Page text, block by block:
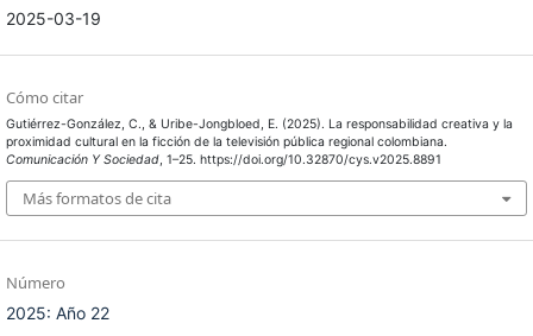
2025-03-19
Cómo citar
Gutiérrez-González, C., & Uribe-Jongbloed, E. (2025). La responsabilidad creativa y la
proximidad cultural en la ficción de la televisión pública regional colombiana.
Comunicación Y Sociedad, 1–25. https://doi.org/10.32870/cys.v2025.8891
Más formatos de cita
Número
2025: Año 22